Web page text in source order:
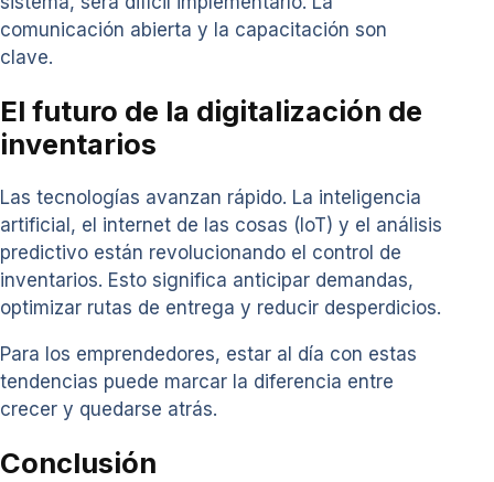
comunicación abierta y la capacitación son
clave.
El futuro de la digitalización de
inventarios
Las tecnologías avanzan rápido. La inteligencia
artificial, el internet de las cosas (IoT) y el análisis
predictivo están revolucionando el control de
inventarios. Esto significa anticipar demandas,
optimizar rutas de entrega y reducir desperdicios.
Para los emprendedores, estar al día con estas
tendencias puede marcar la diferencia entre
crecer y quedarse atrás.
Conclusión